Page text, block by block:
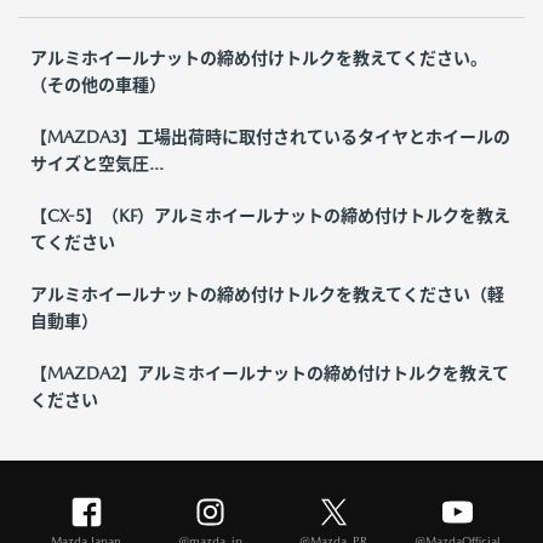
アルミホイールナットの締め付けトルクを教えてください。
（その他の車種）
【MAZDA3】工場出荷時に取付されているタイヤとホイールの
サイズと空気圧...
【CX-5】（KF）アルミホイールナットの締め付けトルクを教え
てください
アルミホイールナットの締め付けトルクを教えてください（軽
自動車）
【MAZDA2】アルミホイールナットの締め付けトルクを教えて
ください